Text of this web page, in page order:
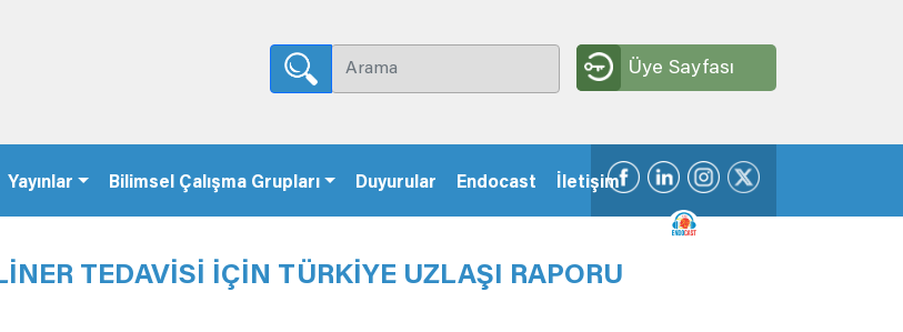
Üye Sayfası
Yayınlar Bilimsel Çalışma Grupları Duyurular Endocast İletişim
TEDAVİSİ İÇİN TÜRKİYE UZLAŞI RAPORU